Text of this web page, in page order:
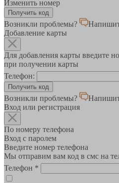
Изменить номер
Возникли проблемы?
Добавление карты
Для добавления карты введите
при получении карты
Телефон:
Возникли проблемы?
Вход или регистрация
По номеру телефона
Вход с паролем
Введите номер телефона
Мы отправим вам код в смс на
Телефон *